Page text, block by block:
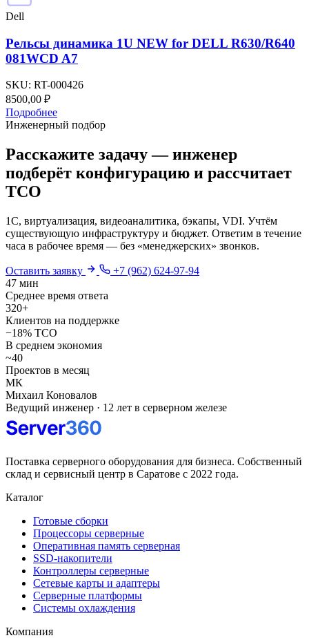
Dell
Рельсы динамика 1U NEW for DELL R630/R640
081WCD A7
SKU: RT-000426
8500,00 ₽
Подробнее
Инженерный подбор
Расскажите задачу — инженер
подберёт конфигурацию и рассчитает
TCO
1С, виртуализация, видеоаналитика, бэкапы, VDI. Учтём
существующую инфраструктуру и бюджет. Ответим в течение
часа в рабочее время — без «менеджерских» звонков.
Оставить заявку
+7 (962) 624-97-94
47 мин
Среднее время ответа
320+
Клиентов на поддержке
−18% TCO
В среднем экономия
~40
Проектов в месяц
МК
Михаил Коновалов
Ведущий инженер · 12 лет в серверном железе
Поставка серверного оборудования для бизнеса. Собственный
склад и сервисный центр в Саратове с 2022 года.
Каталог
Готовые сборки
Процессоры серверные
Оперативная память серверная
SSD-накопители
Контроллеры серверные
Сетевые карты и адаптеры
Серверные платформы
Системы охлаждения
Компания